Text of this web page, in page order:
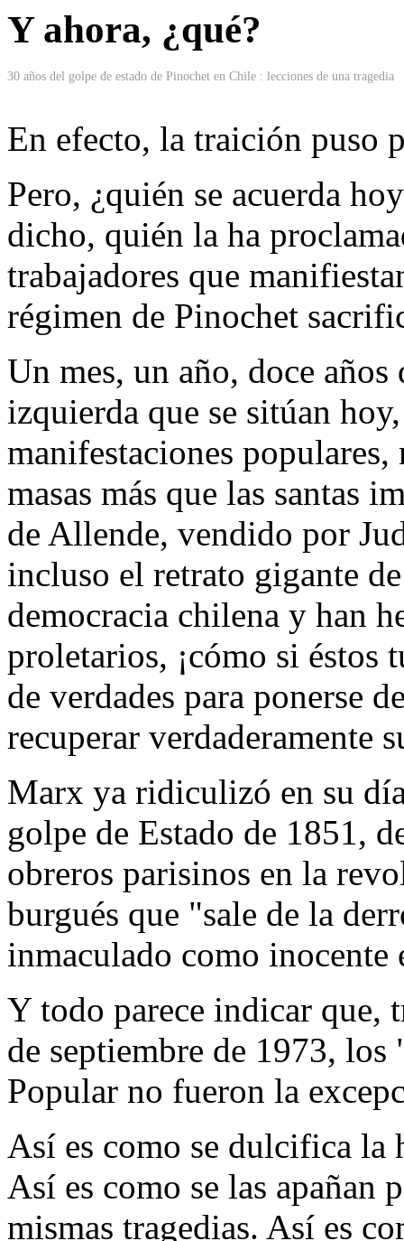
Y ahora, ¿qué?
30 años del golpe de estado de Pinochet en Chile : lecciones de una tragedia
En efecto, la traición puso
Pero, ¿quién se acuerda
dicho, quién la ha
trabajadores que
régimen de Pinochet
Un mes, un año, doce
izquierda que se sitúan
manifestaciones
masas más que las santas
de Allende, vendido por
incluso el retrato gigante
democracia chilena y han
proletarios, ¡cómo si éstos
de verdades para ponerse
recuperar verdaderamente
Marx ya ridiculizó en su
golpe de Estado de 1851,
obreros parisinos en la
burgués que "sale de la
inmaculado como inocente
Y todo parece indicar que,
de septiembre de 1973,
Popular no fueron la
Así es como se dulcifica la
Así es como se las apañan
mismas tragedias. Así es